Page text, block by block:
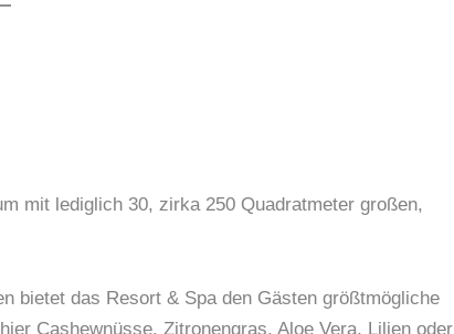
mit lediglich 30, zirka 250 Quadratmeter großen,
bietet das Resort & Spa den Gästen größtmögliche
Cashewnüsse, Zitronengras, Aloe Vera, Lilien oder